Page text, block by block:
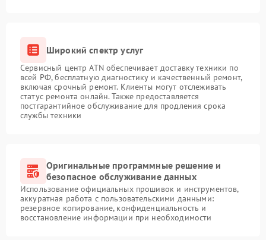
Широкий спектр услуг
Сервисный центр ATN обеспечивает доставку техники по
всей РФ, бесплатную диагностику и качественный ремонт,
включая срочный ремонт. Клиенты могут отслеживать
статус ремонта онлайн. Также предоставляется
постгарантийное обслуживание для продления срока
службы техники
Оригинальные программные решение и
безопасное обслуживание данных
Использование официальных прошивок и инструментов,
аккуратная работа с пользовательскими данными:
резервное копирование, конфиденциальность и
восстановление информации при необходимости